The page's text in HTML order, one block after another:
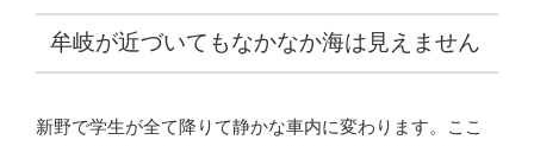
牟岐が近づいてもなかなか海は見えません
新野で学生が全て降りて静かな車内に変わります。ここ